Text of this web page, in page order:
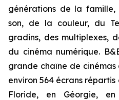
générations de la famille,
son, de la couleur, du
gradins, des multiplexes,
du cinéma numérique.
grande chaîne de
environ 564 écrans répartis
Floride, en Géorgie,